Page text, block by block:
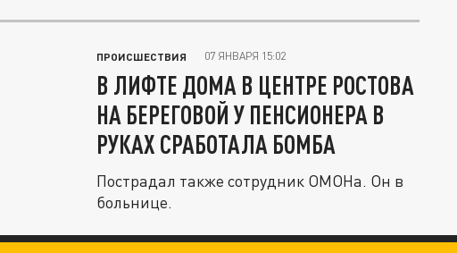
ПРОИСШЕСТВИЯ 07 ЯНВАРЯ 15:02
В ЛИФТЕ ДОМА В ЦЕНТРЕ РОСТОВА
НА БЕРЕГОВОЙ У ПЕНСИОНЕРА В
РУКАХ СРАБОТАЛА БОМБА
Пострадал также сотрудник ОМОНа. Он в
больнице.